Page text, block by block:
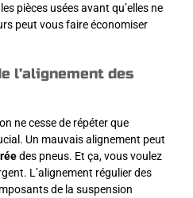
pièces usées avant qu’elles ne
peut vous faire économiser
l’alignement des
ne cesse de répéter que
Un mauvais alignement peut
des pneus. Et ça, vous voulez
L’alignement régulier des
de la suspension